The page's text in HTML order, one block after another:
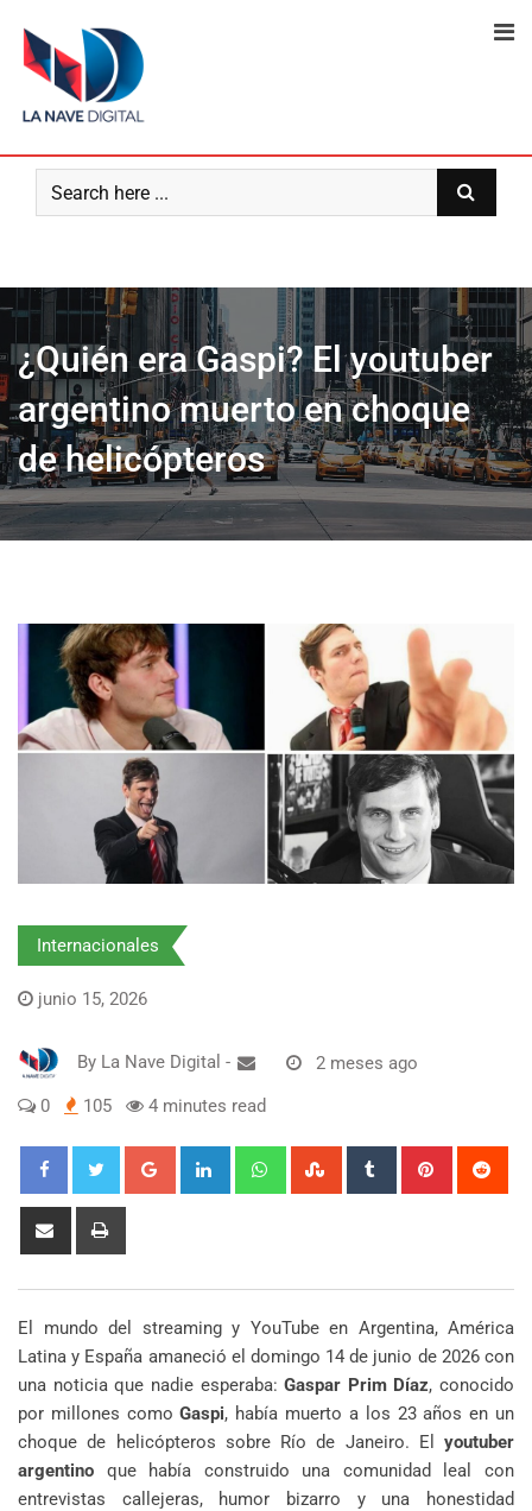
content
¿Quién era Gaspi? El youtuber
argentino muerto en choque
de helicópteros
Internacionales
junio 15, 2026
By La Nave Digital - 2 meses ago
0 105 4 minutes read
Google+ LinkedIn WhatsappStumbleUpon
Tumblr Pinterest
Share
El mundo del streaming y YouTube en Argentina, América
Latina y España amaneció el domingo 14 de junio de 2026 con
una noticia que nadie esperaba:Gaspar Prim Díaz, conocido
por millones comoGaspi, había muerto a los 23 años en un
choque de helicópteros sobre Río de Janeiro. El youtuber
argentino que había construido una comunidad leal con
entrevistas callejeras, humor bizarro y una honestidad